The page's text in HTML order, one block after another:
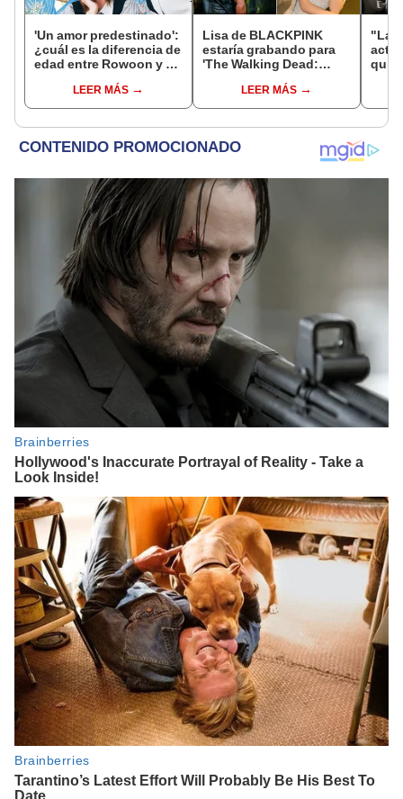
'Un amor predestinado':
¿cuál es la diferencia de
edad entre Rowoon y Jo
LEER MÁS
Lisa de BLACKPINK
estaría grabando para
'The Walking Dead:
VOGUE y ELLE
LEER MÁS
"La